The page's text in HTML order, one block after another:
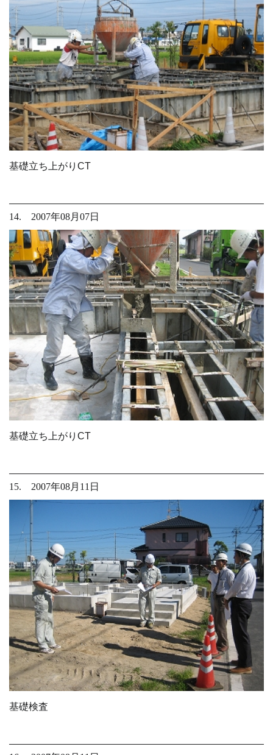
基礎立ち上がりCT
14. 2007年08月07日
基礎立ち上がりCT
15. 2007年08月11日
基礎検査